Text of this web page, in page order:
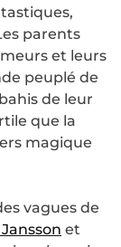
parents
et leurs
peuplé de
de leur
que la
magique
vagues de
et